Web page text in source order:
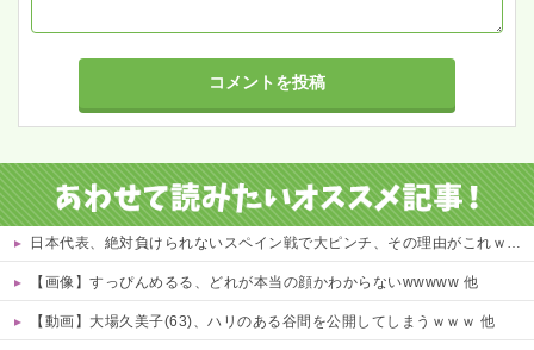
日本代表、絶対負けられないスペイン戦で大ピンチ、その理由がこれｗｗｗｗ 他
【画像】すっぴんめるる、どれが本当の顔かわからないwwwww 他
【動画】大場久美子(63)、ハリのある谷間を公開してしまうｗｗｗ 他